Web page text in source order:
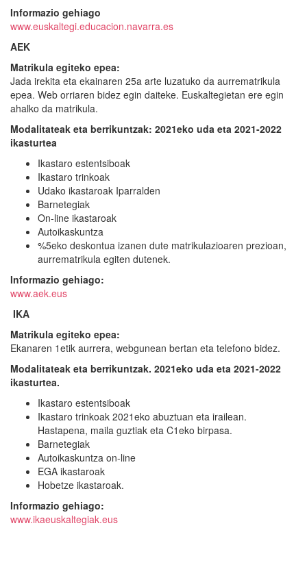
Informazio gehiago
www.euskaltegi.educacion.navarra.es
AEK
Matrikula egiteko epea:
Jada irekita eta ekainaren 25a arte luzatuko da aurrematrikula
epea. Web orriaren bidez egin daiteke. Euskaltegietan ere egin
ahalko da matrikula.
Modalitateak eta berrikuntzak: 2021eko uda eta 2021-2022
ikasturtea
Ikastaro estentsiboak
Ikastaro trinkoak
Udako ikastaroak Iparralden
Barnetegiak
On-line ikastaroak
Autoikaskuntza
%5eko deskontua izanen dute matrikulazioaren prezioan,
aurrematrikula egiten dutenek.
Informazio gehiago:
www.aek.eus
IKA
Matrikula egiteko epea:
Ekanaren 1etik aurrera, webgunean bertan eta telefono bidez.
Modalitateak eta berrikuntzak. 2021eko uda eta 2021-2022
ikasturtea.
Ikastaro estentsiboak
Ikastaro trinkoak 2021eko abuztuan eta irailean.
Hastapena, maila guztiak eta C1eko birpasa.
Barnetegiak
Autoikaskuntza on-line
EGA ikastaroak
Hobetze ikastaroak.
Informazio gehiago:
www.ikaeuskaltegiak.eus